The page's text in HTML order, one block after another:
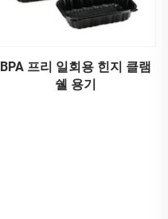
BPA 프리 일회용 힌지 클램
쉘 용기